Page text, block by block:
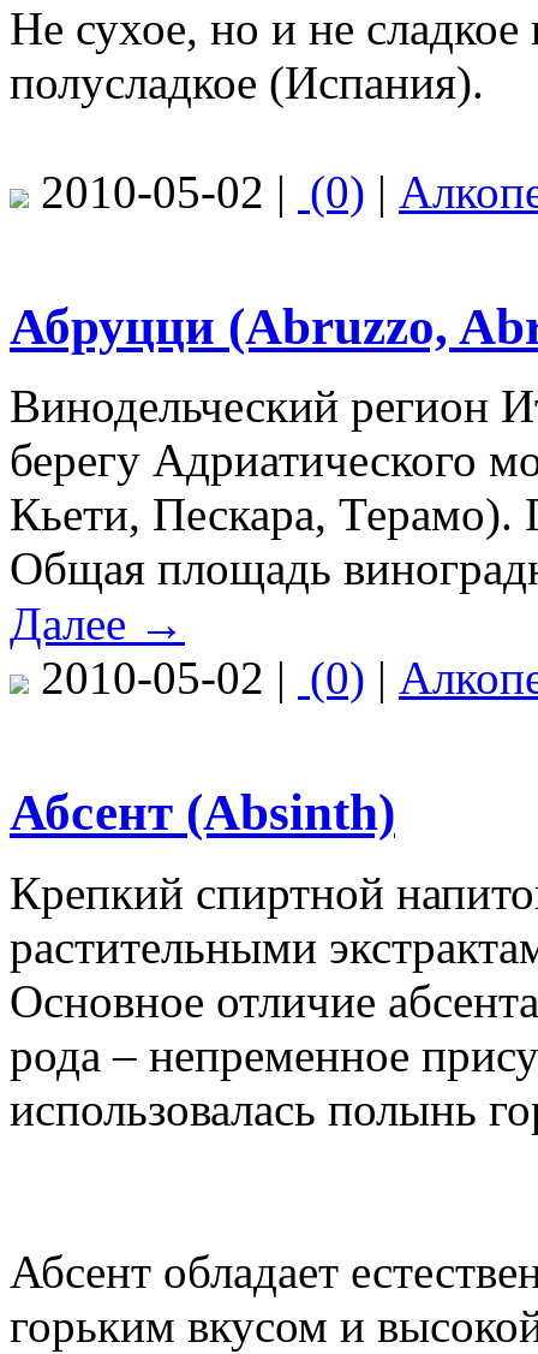
Не сухое, но и не
полусладкое (Испания).
2010-05-02 | (0) |
Абруцци (Abruzzo,
Винодельческий регион
берегу Адриатического
Кьети, Пескара, Терамо).
Общая площадь
Далее →
2010-05-02 | (0) |
Абсент (Absinth)
Крепкий спиртной
растительными
Основное отличие
рода – непременное
использовалась полынь
Абсент обладает
горьким вкусом и